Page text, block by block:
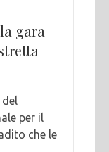
gara
del
per il
che le